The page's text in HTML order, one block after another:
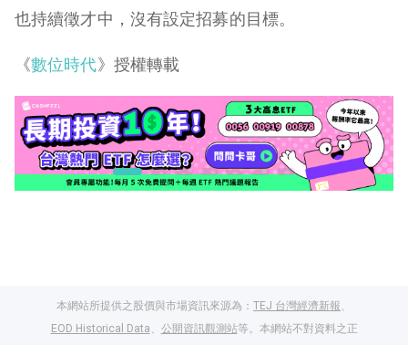
也持續徵才中，沒有設定招募的目標。
《數位時代》授權轉載
本網站所提供之股價與市場資訊來源為： TEJ 台灣經濟新報、
EOD Historical Data、 公開資訊觀測站等。本網站不對資料之正